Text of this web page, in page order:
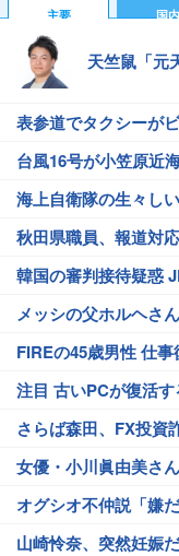
主要 国内
天竺鼠「元
表参道でタクシーが
台風16号が小笠原近
海上自衛隊の生々し
秋田県職員、報道対
韓国の審判接待疑惑
メッシの父ホルヘさ
FIREの45歳男性 仕
注目 古いPCが復活
さらば森田、FX投資
女優・小川眞由美さ
オグシオ不仲説「嫌だ
山崎怜奈、突然妊娠